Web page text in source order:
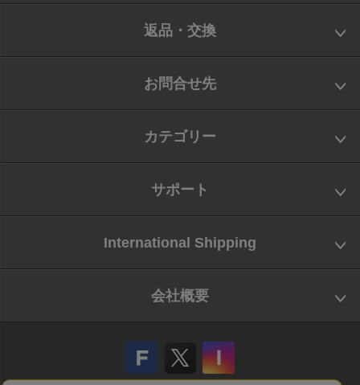
返品・交換
お問合せ先
カテゴリー
サポート
International Shipping
会社概要